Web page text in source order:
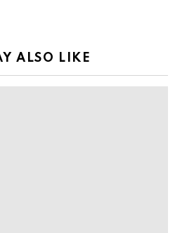
ALSO LIKE